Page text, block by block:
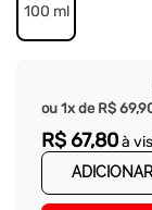
100 ml
ou 1x de R$ 69,
R$67,80à